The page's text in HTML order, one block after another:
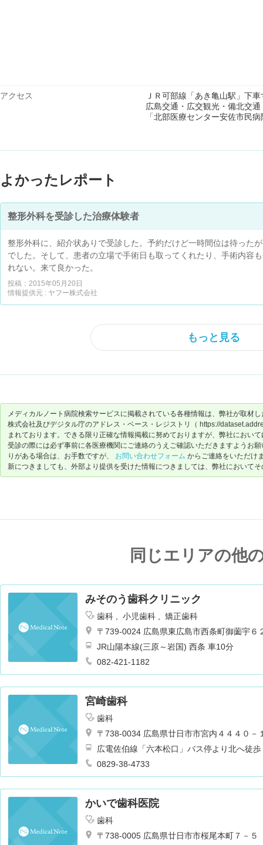
アクセス
ＪＲ可部線「あき亀山駅」下車
広島交通・広交観光・備北交
「北部医療センター安佐市民
よかったレポート
整形外科を受診した治療体験者
整形外科に、紹介状ありで受診した。予約だけど一時間位は待った
でした。そして、患者の立場で手術日も取ってくれたり、手術内容
れない。来て良かった。
投稿：2015年05月20日
情報提供元 : ヤフー株式会社
もっと見る
メディカルノート病院検索サービスに掲載されている各種情報は、弊社が取材
株式会社及びデジタル庁のアドレス・ベース・レジストリ（ https://
まれております。できる限り正確な情報掲載に努めておりますが、弊社におい
受診の際には必ず事前に各医療機関にご連絡のうえご確認いただきますようお
りがある場合は、お手数ですが、 お問い合わせフォーム からご連絡をいただけ
新につきましても、外部より提供を受けた情報につきましては、弊社において
同じエリアの他
みそのう歯科クリニック
歯科 小児歯科
矯正歯科
〒739-0024 広島県東広島市西条町御薗宇６
JR山陽本線(三原～岩国) 西条 車10分
082-421-1182
宮崎歯科
歯科
〒738-0034 広島県廿日市市宮内４４４０－
広電佐伯線「六本松口」バス停より北へ徒歩
0829-38-4733
かいで歯科医院
歯科
〒738-0005 広島県廿日市市桜尾本町７－５